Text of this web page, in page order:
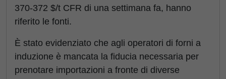
370-372 $/t CFR di una settimana fa, hanno
riferito le fonti.
È stato evidenziato che agli operatori di forni a
induzione è mancata la fiducia necessaria per
prenotare importazioni a fronte di diverse